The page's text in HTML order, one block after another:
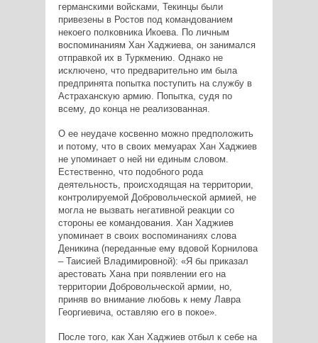
германскими войсками, Текинцы были
привезены в Ростов под командованием
некоего полковника Икоева. По личным
воспоминаниям Хан Хаджиева, он занимался
отправкой их в Туркмению. Однако не
исключено, что предварительно им была
предпринята попытка поступить на службу в
Астраханскую армию. Попытка, судя по
всему, до конца не реализованная.
О ее неудаче косвенно можно предположить
и потому, что в своих мемуарах Хан Хаджиев
не упоминает о ней ни единым словом.
Естественно, что подобного рода
деятельность, происходящая на территории,
контролируемой Добровольческой армией, не
могла не вызвать негативной реакции со
стороны ее командования. Хан Хаджиев
упоминает в своих воспоминаниях слова
Деникина (переданные ему вдовой Корнилова
– Таисией Владимировной): «Я бы приказал
арестовать Хана при появлении его на
территории Добровольческой армии, но,
приняв во внимание любовь к нему Лавра
Георгиевича, оставляю его в покое».
После того, как Хан Хаджиев отбыл к себе на